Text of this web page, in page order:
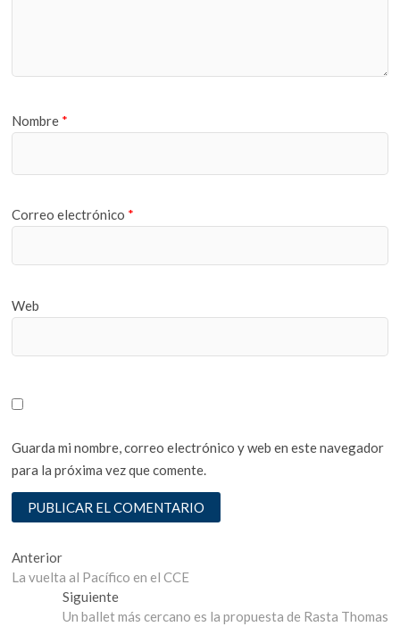
Nombre *
Correo electrónico *
Web
Guarda mi nombre, correo electrónico y web en este navegador
para la próxima vez que comente.
Navegación
de
entradas
AnteriorEntrada
anterior:
La vuelta al Pacífico en el CCE
SiguienteEntrada
siguiente:
Un ballet más cercano es la propuesta de Rasta Thomas